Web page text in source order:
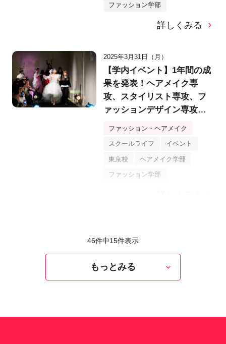
ファッション学部
詳しくみる
2025年3月31日（月）
【学内イベント】1年間の成
果を発表！ヘアメイク専
攻、スタイリスト専攻、フ
ァッションデザイン専攻等
ト
ファッション・ヘアメイク
スクールライフ イベント
東京校 ヘアメイク学部
ファッション学部
46件中15件表示
もっとみる